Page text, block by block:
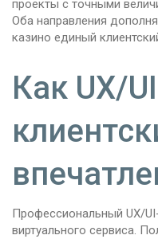
проекты с точными
Оба направления
казино единый
Как UX/
Профессиональный UX/
виртуального сервиса.